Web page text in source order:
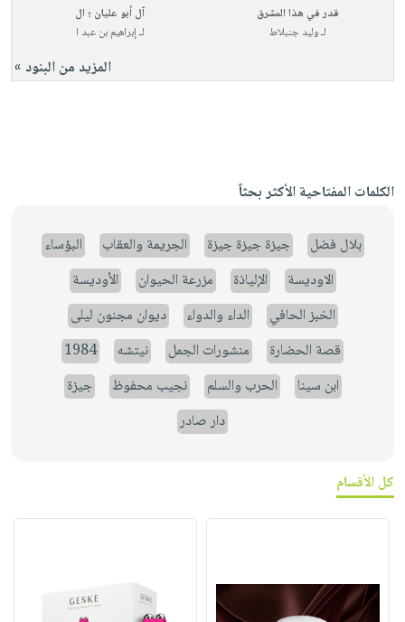
قدر في هذا المشرق
لـوليد جنبلاط
آل أبو عليان ؛ ال
لـإبراهيم بن عبد ا
المزيد من البنود »
الكلمات المفتاحية الأكثر بحثاً
بلال فضل جيزة جيزة جيزة الجريمة والعقاب
البؤساء
الاوديسة
الإلياذة مزرعة الحيوان
الأوديسة
الخبز الحافي
الداء والدواء
ديوان مجنون ليلى
قصة الحضارة
منشورات الجمل نيتشه
1984
ابن سينا
الحرب والسلم نجيب محفوظ
جيزة
دار صادر
كل الأقسام